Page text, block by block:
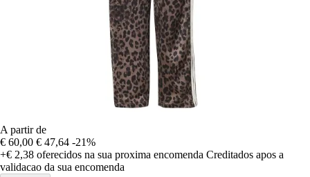
A partir de
€ 60,00 € 47,64 -21%
+€ 2,38 oferecidos na sua proxima encomenda Creditados apos a
validacao da sua encomenda